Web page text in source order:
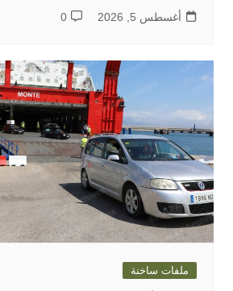
أغسطس 5, 2026 0
ملفات ساخنة